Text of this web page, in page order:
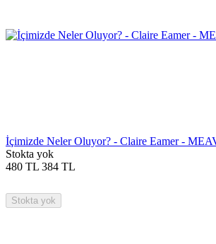
İçimizde Neler Oluyor? - Claire Eamer - MEAV
Stokta yok
480 TL 384 TL
Stokta yok